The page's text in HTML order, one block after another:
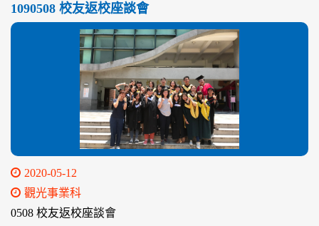
1090508 校友返校座談會
2020-05-12
觀光事業科
0508 校友返校座談會